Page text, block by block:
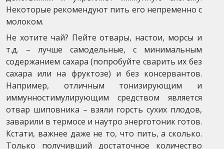
Некоторые рекомендуют пить его непременно с
молоком.
Не хотите чай? Пейте отвары, настои, морсы и
т.д. – лучше самодельные, с минимальным
содержанием сахара (попробуйте сварить их без
сахара или на фруктозе) и без консервантов.
Например, отличным тонизирующим и
иммунностимулирующим средством является
отвар шиповника – взяли горсть сухих плодов,
заварили в термосе и наутро энерготоник готов.
Кстати, важнее даже не то, что пить, а сколько.
Только получивший достаточное количество